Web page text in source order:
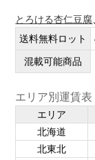
とろける杏仁豆腐
送料無料ロット
混載可能商品
エリア別運賃表
エリア
北海道
北東北